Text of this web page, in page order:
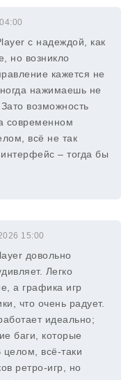
с надеждой, как
но возникло
кажется не
нажимаешь не
возможность
современном
всё не так
– тогда бы
15:00
довольно
Легко
а графика игр
что очень радует.
идеально;
баги, которые
целом, всё-таки
ретро-игр, но